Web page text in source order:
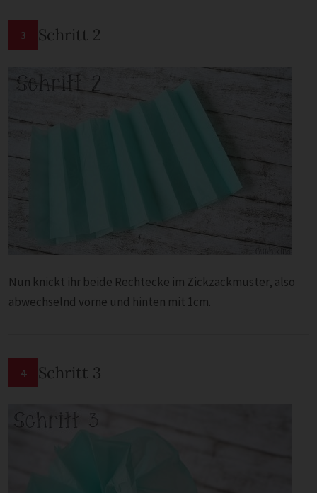
3 Schritt 2
Nun knickt ihr beide Rechtecke im Zickzackmuster, also
abwechselnd vorne und hinten mit 1cm.
4 Schritt 3